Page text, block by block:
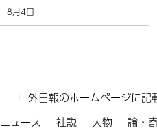
8月4日
中外日報のホームページに記
ニュース
社説 人物 論・